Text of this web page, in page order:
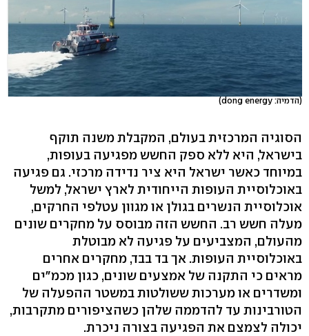
(הדמיה: dong energy)
הסוגיה המרכזית בעולם, המקבלת משנה תוקף
בישראל, היא ללא ספק החשש מפגיעה בעופות,
במיוחד כאשר ישראל היא ציר נדידה מרכזי. גם פגיעה
באוכלוסיית העופות הייחודית לארץ ישראל, למשל
אוכלוסיית הנשרים בגולן או מגוון עטלפי החרקים,
מעלה חשש רב. החשש הזה מבוסס על מחקרים שונים
מהעולם, המצביעים על פגיעה לא מבוטלת
באוכלוסיית העופות. אך בד בבד, מחקרים אחרים
מראים כי התקנה של אמצעים שונים, כגון מכמ"ים
ומשדרים או מערכות ששולטות במשטר ההפעלה של
הטורבינות עד להדממה שלהן כשהציפורים מתקרבות,
יכולה לצמצם את הפגיעה בצורה ניכרת.